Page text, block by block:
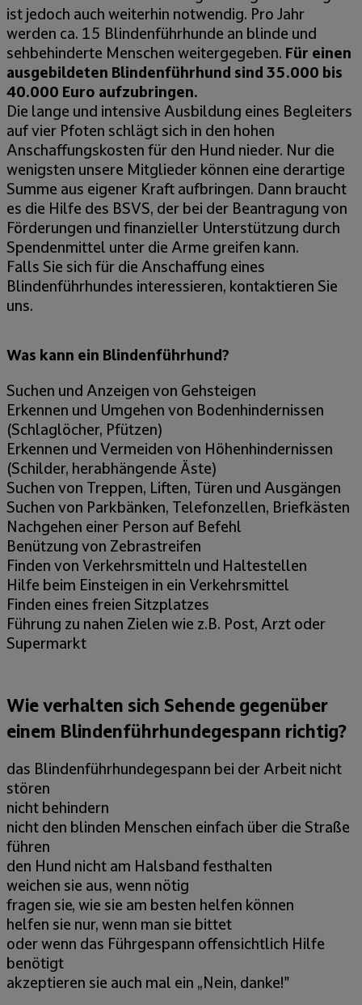
ist jedoch auch weiterhin notwendig. Pro Jahr
werden ca. 15 Blindenführhunde an blinde und
sehbehinderte Menschen weitergegeben. Für einen
ausgebildeten Blindenführhund sind 35.000 bis
40.000 Euro aufzubringen.
Die lange und intensive Ausbildung eines Begleiters
auf vier Pfoten schlägt sich in den hohen
Anschaffungskosten für den Hund nieder. Nur die
wenigsten unsere Mitglieder können eine derartige
Summe aus eigener Kraft aufbringen. Dann braucht
es die Hilfe des BSVS, der bei der Beantragung von
Förderungen und finanzieller Unterstützung durch
Spendenmittel unter die Arme greifen kann.
Falls Sie sich für die Anschaffung eines
Blindenführhundes interessieren, kontaktieren Sie
uns.
Was kann ein Blindenführhund?
Suchen und Anzeigen von Gehsteigen
Erkennen und Umgehen von Bodenhindernissen
(Schlaglöcher, Pfützen)
Erkennen und Vermeiden von Höhenhindernissen
(Schilder, herabhängende Äste)
Suchen von Treppen, Liften, Türen und Ausgängen
Suchen von Parkbänken, Telefonzellen, Briefkästen
Nachgehen einer Person auf Befehl
Benützung von Zebrastreifen
Finden von Verkehrsmitteln und Haltestellen
Hilfe beim Einsteigen in ein Verkehrsmittel
Finden eines freien Sitzplatzes
Führung zu nahen Zielen wie z.B. Post, Arzt oder
Supermarkt
Wie verhalten sich Sehende gegenüber
einem Blindenführhundegespann richtig?
das Blindenführhundegespann bei der Arbeit nicht
stören
nicht behindern
nicht den blinden Menschen einfach über die Straße
führen
den Hund nicht am Halsband festhalten
weichen sie aus, wenn nötig
fragen sie, wie sie am besten helfen können
helfen sie nur, wenn man sie bittet
oder wenn das Führgespann offensichtlich Hilfe
benötigt
akzeptieren sie auch mal ein „Nein, danke!"